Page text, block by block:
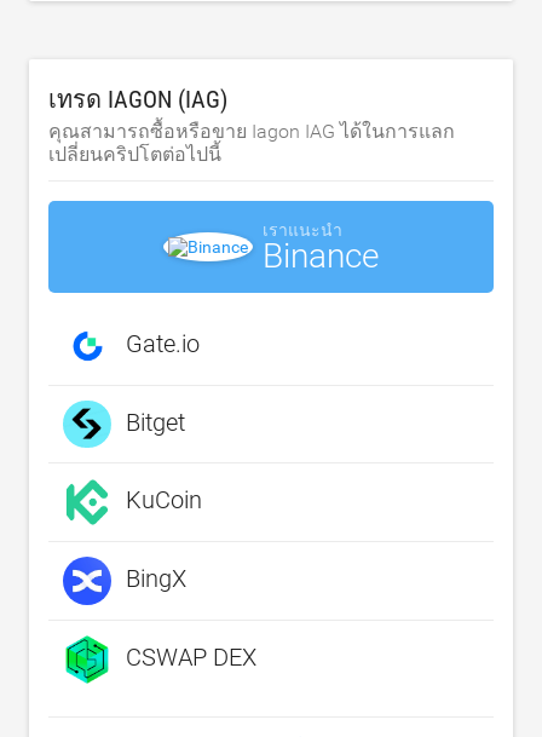
เทรด IAGON (IAG)
คุณสามารถซื้อหรือขาย Iagon IAG ได้ในการแลก
เปลี่ยนคริปโตต่อไปนี้
เราแนะนำ
Binance
Gate.io
Bitget
KuCoin
BingX
CSWAP DEX